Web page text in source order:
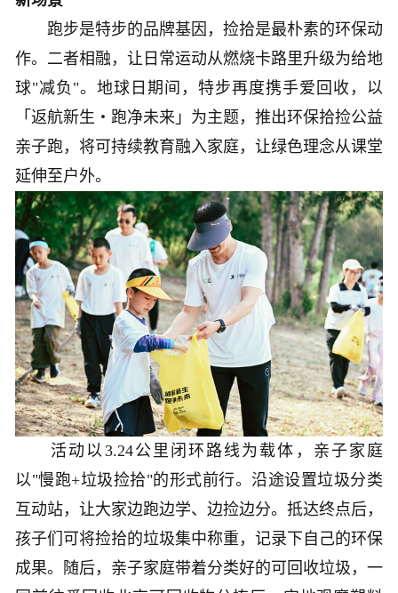
跑步是特步的品牌基因，捡拾是最朴素的环保动
作。二者相融，让日常运动从燃烧卡路里升级为给地
球"减负"。地球日期间，特步再度携手爱回收，以
「返航新生・跑净未来」为主题，推出环保拾捡公益
亲子跑，将可持续教育融入家庭，让绿色理念从课堂
延伸至户外。
活动以3.24公里闭环路线为载体，亲子家庭
以"慢跑+垃圾捡拾"的形式前行。沿途设置垃圾分类
互动站，让大家边跑边学、边捡边分。抵达终点后，
孩子们可将捡拾的垃圾集中称重，记录下自己的环保
成果。随后，亲子家庭带着分类好的可回收垃圾，一